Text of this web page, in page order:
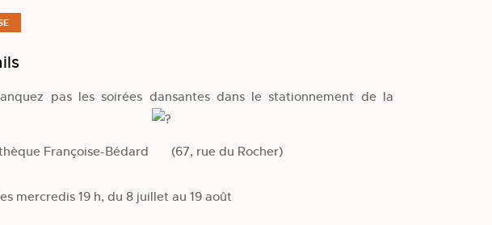
pas les soirées dansantes dans le stationnement de la
Françoise-Bédard (67, rue du Rocher)
mercredis 19 h, du 8 juillet au 19 août